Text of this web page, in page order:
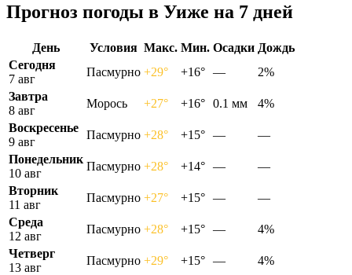
Прогноз погоды в Уиже на 7 дней
День Условия Макс. Мин. Осадки Дождь
Сегодня
7 авг
Пасмурно +29° +16° —
2%
Завтра
8 авг
Морось +27° +16° 0.1 мм
4%
Воскресенье
9 авг
Пасмурно +28° +15° —
—
Понедельник
10 авг
Пасмурно +28° +14° —
—
Вторник
11 авг
Пасмурно +27° +15° —
—
Среда
12 авг
Пасмурно +28° +15° —
4%
Четверг
13 авг
Пасмурно +29° +15° — 4%